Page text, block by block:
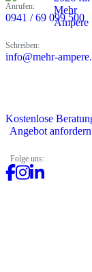
Anrufen:
0941 / 69 099 500
Schreiben:
info@mehr-
Kostenlose
Angebot anfordern
Folge uns: